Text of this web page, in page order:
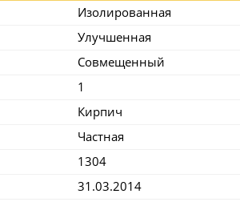
Изолированная
Улучшенная
Совмещенный
1
Кирпич
Частная
1304
31.03.2014